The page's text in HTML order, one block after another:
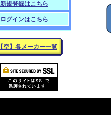
新規登録はこちら
ログインはこちら
【空】各メーカー一覧